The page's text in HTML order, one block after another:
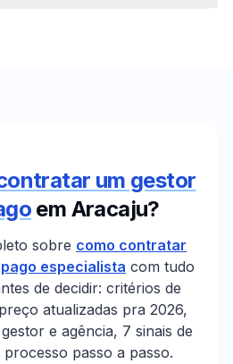
um gestor
em Aracaju?
sobre como contratar
especialista com tudo
de decidir: critérios de
atualizadas pra 2026,
e agência, 7 sinais de
passo a passo.